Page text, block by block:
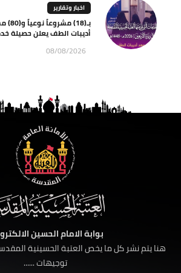
اخبار وتقارير
أديبات الطف يعلن حصيلة
08/08/2026
بوابة الامام الحسين
هنا يتم نشر كل ما يخص العتبة الحسينية
توجيهات ......